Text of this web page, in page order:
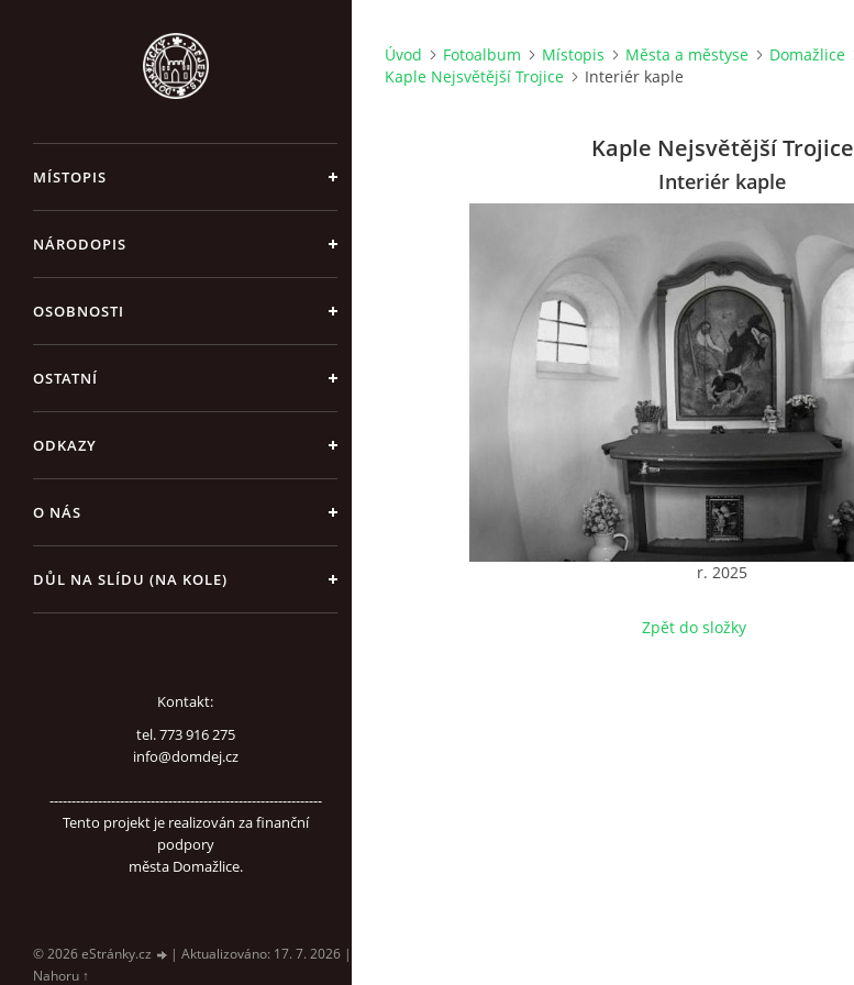
MÍSTOPIS
NÁRODOPIS
OSOBNOSTI
OSTATNÍ
ODKAZY
O NÁS
DŮL NA SLÍDU (NA KOLE)
Kontakt:
tel. 773 916 275
info@domdej.cz
--------------------------------------------------------------
Tento projekt je realizován za finanční
podpory
města Domažlice.
© 2026 eStránky.cz | Aktualizováno: 17. 7. 2026 |
Nahoru ↑
Úvod Fotoalbum Místopis Města a městyse Domažlice
Kaple Nejsvětější Trojice
Interiér kaple
Kaple Nejsvětější Trojice
Interiér kaple
r. 2025
Zpět do složky